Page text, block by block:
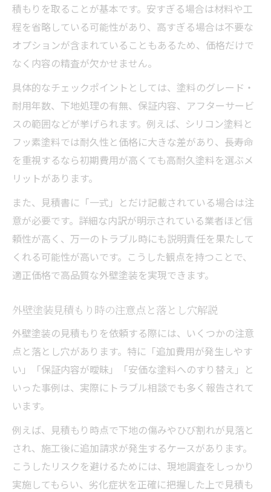
積もりを取ることが基本です。安すぎる場合は材料や工
程を省略している可能性があり、高すぎる場合は不要な
オプションが含まれていることもあるため、価格だけで
なく内容の精査が欠かせません。
具体的なチェックポイントとしては、塗料のグレード・
耐用年数、下地処理の有無、保証内容、アフターサービ
スの範囲などが挙げられます。例えば、シリコン塗料と
フッ素塗料では耐久性と価格に大きな差があり、長寿命
を重視するなら初期費用が高くても高耐久塗料を選ぶメ
リットがあります。
また、見積書に「一式」とだけ記載されている場合は注
意が必要です。詳細な内訳が明示されている業者ほど信
頼性が高く、万一のトラブル時にも説明責任を果たして
くれる可能性が高いです。こうした観点を持つことで、
適正価格で高品質な外壁塗装を実現できます。
外壁塗装見積もり時の注意点と落とし穴解説
外壁塗装の見積もりを依頼する際には、いくつかの注意
点と落とし穴があります。特に「追加費用が発生しやす
い」「保証内容が曖昧」「安価な塗料へのすり替え」と
いった事例は、実際にトラブル相談でも多く報告されて
います。
例えば、見積もり時点で下地の傷みやひび割れが見落と
され、施工後に追加請求が発生するケースがあります。
こうしたリスクを避けるためには、現地調査をしっかり
実施してもらい、劣化症状を正確に把握した上で見積も